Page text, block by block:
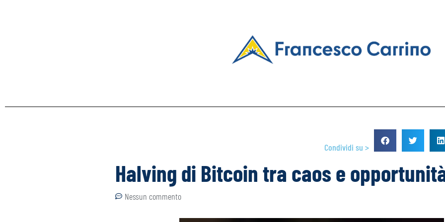
Condividi su >
Halving di Bitcoin tra caos e
Nessun commento